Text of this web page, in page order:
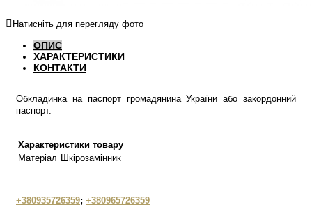
Натисніть для перегляду фото
ОПИС
ХАРАКТЕРИСТИКИ
КОНТАКТИ
Обкладинка на паспорт громадянина України або закордонний
паспорт.
Характеристики товару
Матеріал Шкірозамінник
+380935726359; +380965726359